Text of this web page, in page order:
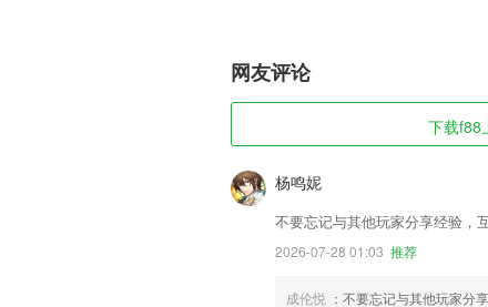
网友评论
下载f88
杨鸣妮
不要忘记与其他玩家分享经验，
2026-07-28 01:03 推荐
成伦悦 ：不要忘记与其他玩家分